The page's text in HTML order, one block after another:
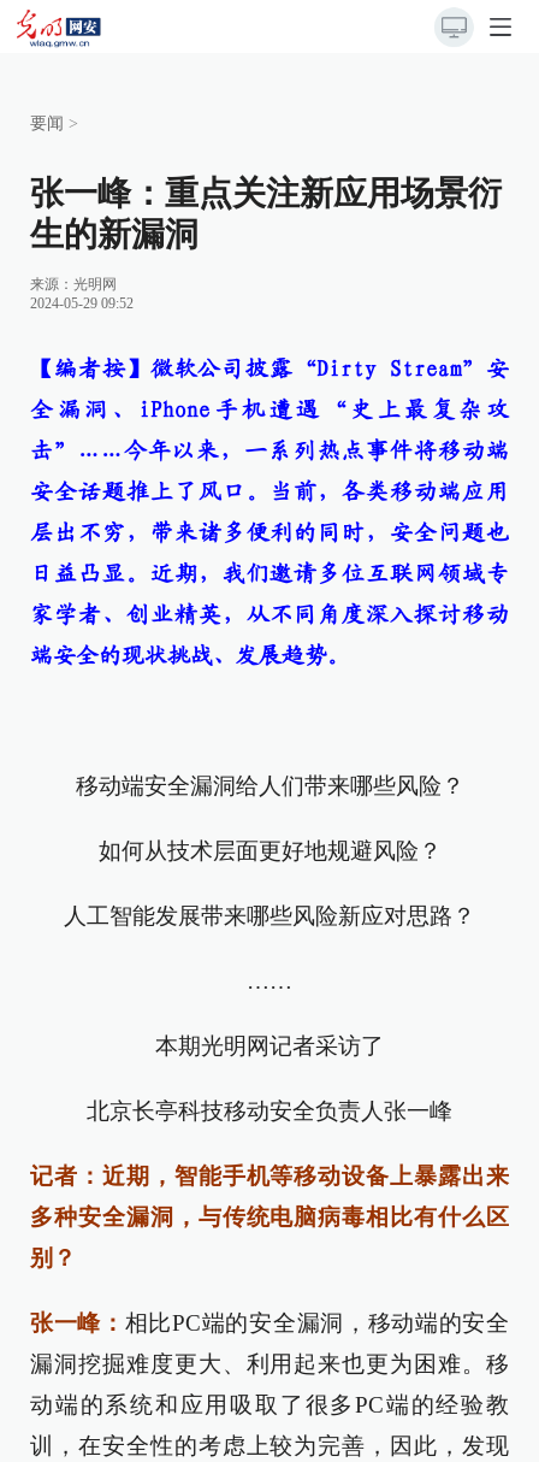
要闻 >
张一峰：重点关注新应用场景衍
生的新漏洞
来源： 光明网
2024-05-29 09:52
【编者按】微软公司披露“Dirty Stream”安
全漏洞、iPhone手机遭遇“史上最复杂攻
击”……今年以来，一系列热点事件将移动端
安全话题推上了风口。当前，各类移动端应用
层出不穷，带来诸多便利的同时，安全问题也
日益凸显。近期，我们邀请多位互联网领域专
家学者、创业精英，从不同角度深入探讨移动
端安全的现状挑战、发展趋势。
移动端安全漏洞给人们带来哪些风险？
如何从技术层面更好地规避风险？
人工智能发展带来哪些风险新应对思路？
……
本期光明网记者采访了
北京长亭科技移动安全负责人张一峰
记者：近期，智能手机等移动设备上暴露出来
多种安全漏洞，与传统电脑病毒相比有什么区
别？
张一峰： 相比PC端的安全漏洞，移动端的安全
漏洞挖掘难度更大、利用起来也更为困难。移
动端的系统和应用吸取了很多PC端的经验教
训，在安全性的考虑上较为完善，因此，发现